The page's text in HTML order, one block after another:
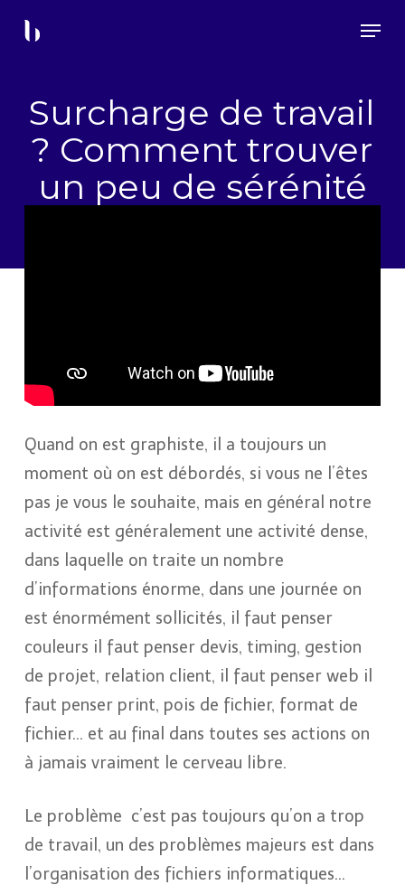
content
Menu
Surcharge de travail
? Comment trouver
un peu de sérénité
Quand on est graphiste, il a toujours un
moment où on est débordés, si vous ne l’êtes
pas je vous le souhaite, mais en général notre
activité est généralement une activité dense,
dans laquelle on traite un nombre
d’informations énorme, dans une journée on
est énormément sollicités, il faut penser
couleurs il faut penser devis, timing, gestion
de projet, relation client, il faut penser web il
faut penser print, pois de fichier, format de
fichier… et au final dans toutes ses actions on
à jamais vraiment le cerveau libre.
Le problème c’est pas toujours qu’on a trop
de travail, un des problèmes majeurs est dans
l’organisation des fichiers informatiques…